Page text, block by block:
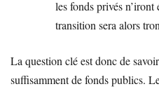
les fonds privés
transition sera alors
La question clé est donc de
suffisamment de fonds publics.